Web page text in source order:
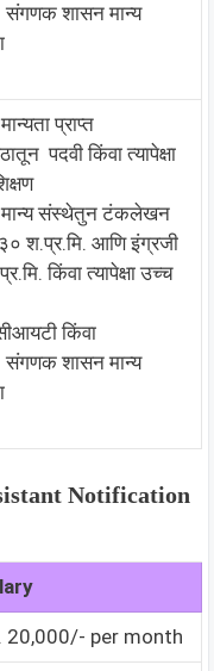
शासन मान्य
प्राप्त
पदवी किंवा त्यापेक्षा
संस्थेतुन टंकलेखन
३० श.प्र.मि. आणि इंग्रजी
किंवा त्यापेक्षा उच्च
किंवा
शासन मान्य
Notification
20,000/- per month